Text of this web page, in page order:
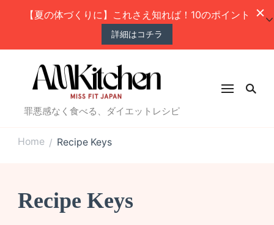
【夏の体づくりに】これさえ知れば！10のポイント
詳細はコチラ
罪悪感なく食べる、ダイエットレシピ
Home / Recipe Keys
Recipe Keys